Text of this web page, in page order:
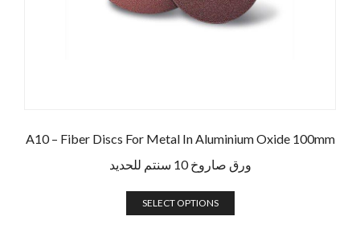
A10 – Fiber Discs For Metal In Aluminium Oxide 100mm
ورق صاروخ 10 سنتم للحديد
SELECT OPTIONS